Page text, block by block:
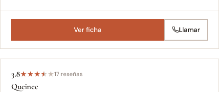
Ver ficha Llamar
3.8★★★★★17 reseñas
Queinec